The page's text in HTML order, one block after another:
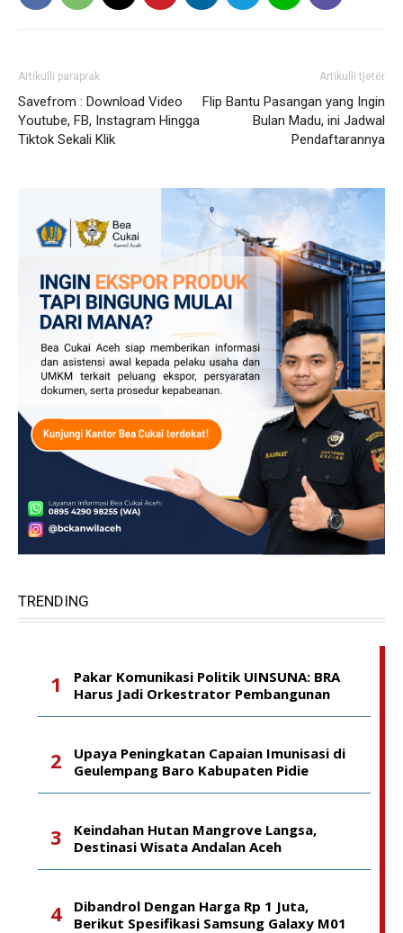
Artikulli paraprak
Savefrom : Download Video
Youtube, FB, Instagram Hingga
Tiktok Sekali Klik
Artikulli tjetër
Flip Bantu Pasangan yang Ingin
Bulan Madu, ini Jadwal
Pendaftarannya
TRENDING
Pakar Komunikasi Politik UINSUNA: BRA
Harus Jadi Orkestrator Pembangunan
Upaya Peningkatan Capaian Imunisasi di
Geulempang Baro Kabupaten Pidie
Keindahan Hutan Mangrove Langsa,
Destinasi Wisata Andalan Aceh
Dibandrol Dengan Harga Rp 1 Juta,
Berikut Spesifikasi Samsung Galaxy M01